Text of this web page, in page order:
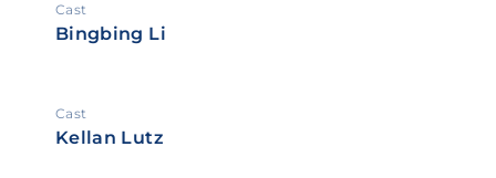
Cast
Bingbing Li
Cast
Kellan Lutz